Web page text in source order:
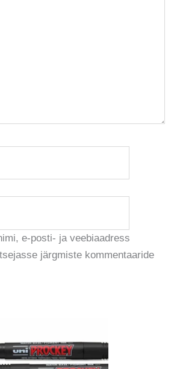
e-posti- ja veebiaadress
järgmiste kommentaaride